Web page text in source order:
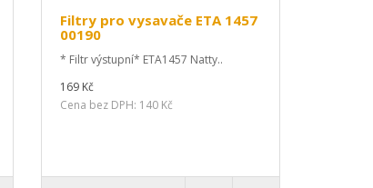
Filtry pro vysavače ETA 1457
00190
* Filtr výstupní* ETA1457 Natty..
169 Kč
Cena bez DPH: 140 Kč